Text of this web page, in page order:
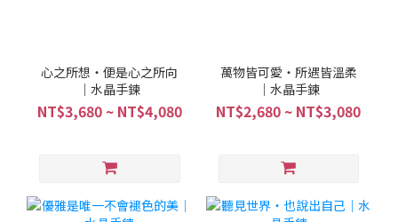
心之所想・便是心之所向
｜水晶手鍊
NT$3,680 ~ NT$4,080
萬物皆可愛・所遇皆溫柔
｜水晶手鍊
NT$2,680 ~ NT$3,080